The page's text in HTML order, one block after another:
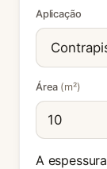
Aplicação
Área (m²)
A